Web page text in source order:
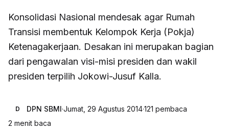
Konsolidasi Nasional mendesak agar Rumah
Transisi membentuk Kelompok Kerja (Pokja)
Ketenagakerjaan. Desakan ini merupakan bagian
dari pengawalan visi-misi presiden dan wakil
presiden terpilih Jokowi-Jusuf Kalla.
D DPN SBMI·Jumat, 29 Agustus 2014·121 pembaca
2 menit baca